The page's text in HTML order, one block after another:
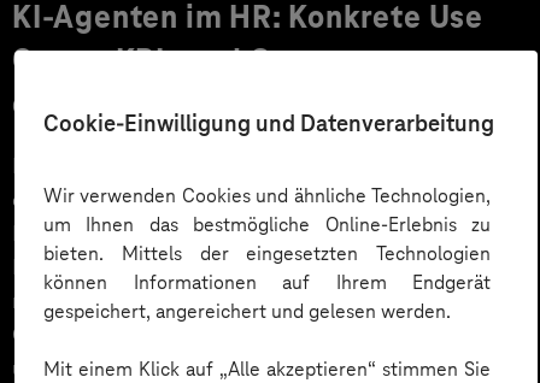
Cookie-Einwilligung und Datenverarbeitung
Wir verwenden Cookies und ähnliche Technologien,
um Ihnen das bestmögliche Online-Erlebnis zu
bieten. Mittels der eingesetzten Technologien
können Informationen auf Ihrem Endgerät
gespeichert, angereichert und gelesen werden.
Mit einem Klick auf „Alle akzeptieren“ stimmen Sie
KI‑Agenten im HR: Konkrete Use
Cases, KPIs und Governance
entlang der Employee Journey
KI‑Agenten im HR sind mehr als Chatbots: Sie
orchestrieren Prozesse entlang der gesamten
Employee Journey und schaffen messbaren Business
Impact. Der Beitrag zeigt konkrete Use Cases,
relevante KPIs für den Mittelstand sowie
Governance‑Leitplanken zu EU AI Act und DSGVO –
und liefert ein praxisnahes Priorisierungsframework